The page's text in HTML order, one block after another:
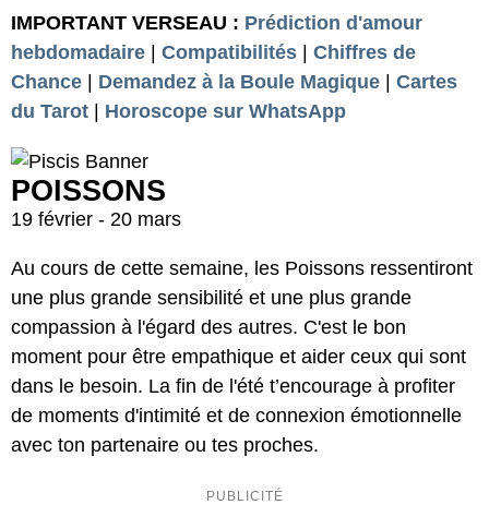
IMPORTANT VERSEAU : Prédiction d'amour
hebdomadaire | Compatibilités | Chiffres de
Chance | Demandez à la Boule Magique | Cartes
du Tarot | Horoscope sur WhatsApp
POISSONS
19 février - 20 mars
Au cours de cette semaine, les Poissons ressentiront
une plus grande sensibilité et une plus grande
compassion à l'égard des autres. C'est le bon
moment pour être empathique et aider ceux qui sont
dans le besoin. La fin de l'été t’encourage à profiter
de moments d'intimité et de connexion émotionnelle
avec ton partenaire ou tes proches.